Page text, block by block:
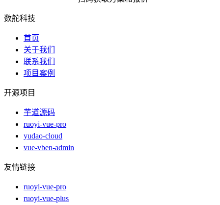
数舵科技
首页
关于我们
联系我们
项目案例
开源项目
芋道源码
ruoyi-vue-pro
yudao-cloud
vue-vben-admin
友情链接
ruoyi-vue-pro
ruoyi-vue-plus